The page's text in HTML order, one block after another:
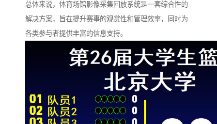
总体来说，体育场馆影像采集回放系统是一套综合性的
解决方案，旨在提升赛事的观赏性和管理效率，同时为
各类参与者提供丰富的信息支持。